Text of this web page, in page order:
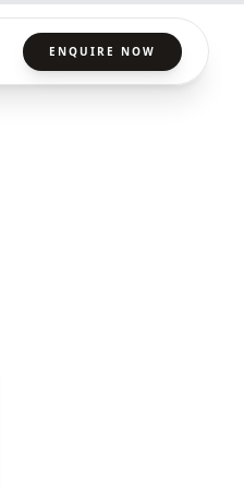
ENQUIRE NOW